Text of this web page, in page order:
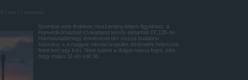
zord
Szombat este érdekes mozzanatra lettem figyelmes: a
Honvédkórházból szokatlanul későn elstartoló EC135-ös
Hármashatárhegy érintésével tért vissza budaörsi
bázisára, s a magyar vitorlázórepülés történelmi helyszíne
felett leírt egy kört. Nem tudom a dolgot másra fogni, mint
hogy május 11-én volt 36…